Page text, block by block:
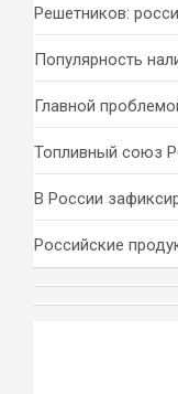
Решетников:
Популярность
Главной
Топливный союз
В России
Российские